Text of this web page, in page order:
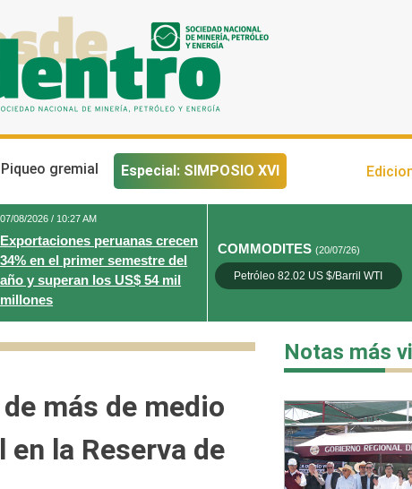
Piqueo gremial Especial: SIMPOSIO XVI
07/08/2026 / 10:27 AM
Exportaciones peruanas crecen
34% en el primer semestre del
año y superan los US$ 54 mil
millones
COMMODITES(20/07/26)
Petróleo 82.02 US $/Barril WTI
más de medio
la Reserva de
Notas más